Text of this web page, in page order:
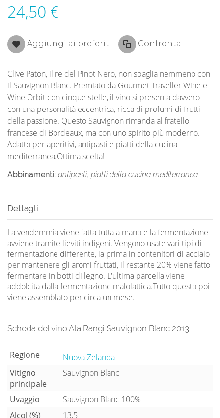
24,50 €
Aggiungi ai preferiti Confronta
Clive Paton, il re del Pinot Nero, non sbaglia nemmeno con
il Sauvignon Blanc. Premiato da Gourmet Traveller Wine e
Wine Orbit con cinque stelle, il vino si presenta davvero
con una personalità eccentrica, ricca di profumi di frutti
della passione. Questo Sauvignon rimanda al fratello
francese di Bordeaux, ma con uno spirito più moderno.
Adatto per aperitivi, antipasti e piatti della cucina
mediterranea.Ottima scelta!
Abbinamenti: antipasti, piatti della cucina mediterranea
Dettagli
La vendemmia viene fatta tutta a mano e la fermentazione
avviene tramite lieviti indigeni. Vengono usate vari tipi di
fermentazione differente, la prima in contenitori di acciaio
per mantenere gli aromi fruttati, il restante 20% viene fatto
fermentare in botti di legno. L'ultima parcella viene
addolcita dalla fermentazione malolattica.Tutto questo poi
viene assemblato per circa un mese.
Scheda del vino Ata Rangi Sauvignon Blanc 2013
Regione
Nuova Zelanda
Vitigno
principale
Sauvignon Blanc
Uvaggio
Sauvignon Blanc 100%
Alcol (%)
13,5